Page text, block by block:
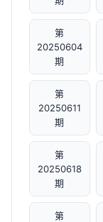
第
20250604
期
第
20250611
期
第
20250618
期
第